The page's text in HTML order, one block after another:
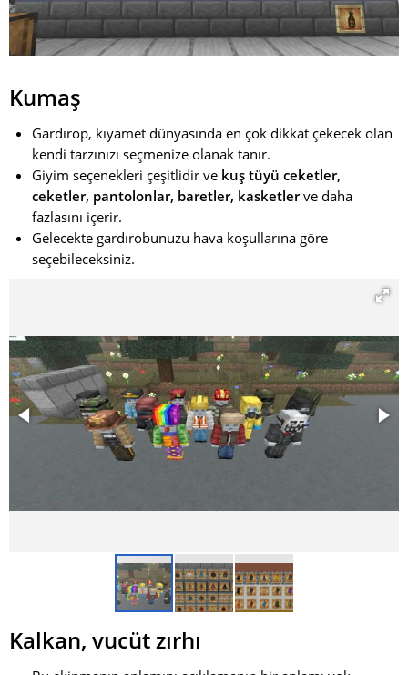
Kumaş
Gardırop, kıyamet dünyasında en çok dikkat çekecek olan
kendi tarzınızı seçmenize olanak tanır.
Giyim seçenekleri çeşitlidir ve kuş tüyü ceketler,
ceketler, pantolonlar, baretler, kasketlerve daha
fazlasını içerir.
Gelecekte gardırobunuzu hava koşullarına göre
seçebileceksiniz.
Kalkan, vucüt zırhı